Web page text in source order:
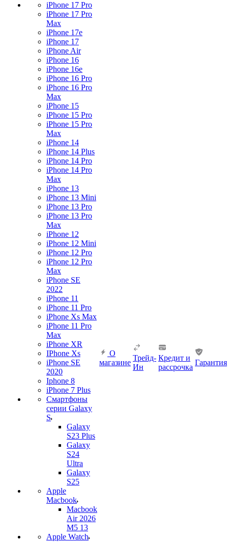
iPhone 17 Pro
iPhone 17 Pro
Max
iPhone 17e
iPhone 17
iPhone Air
iPhone 16
iPhone 16e
iPhone 16 Pro
iPhone 16 Pro
Max
iPhone 15
iPhone 15 Pro
iPhone 15 Pro
Max
iPhone 14
iPhone 14 Plus
iPhone 14 Pro
iPhone 14 Pro
Max
iPhone 13
iPhone 13 Mini
iPhone 13 Pro
iPhone 13 Pro
Max
iPhone 12
iPhone 12 Mini
iPhone 12 Pro
iPhone 12 Pro
Max
iPhone SE
2022
iPhone 11
iPhone 11 Pro
iPhone Xs Max
iPhone 11 Pro
Max
iPhone XR
IPhone Xs
iPhone SE
2020
Iphone 8
iPhone 7 Plus
Смартфоны
серии Galaxy
S
Galaxy
S23 Plus
Galaxy
S24
Ultra
Galaxy
S25
Apple
Macbook
Macbook
Air 2026
M5 13
Apple Watch
О
магазине
Трейд-
Ин
Кредит и
рассрочка
Гарантия